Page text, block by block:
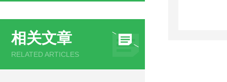
相关文章
RELATED ARTICLES